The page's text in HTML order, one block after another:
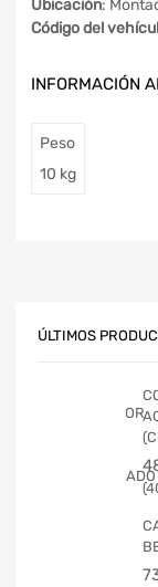
Ubicación:
Código del
INFORMACIÓN
Peso
10 kg
ÚLTIMOS